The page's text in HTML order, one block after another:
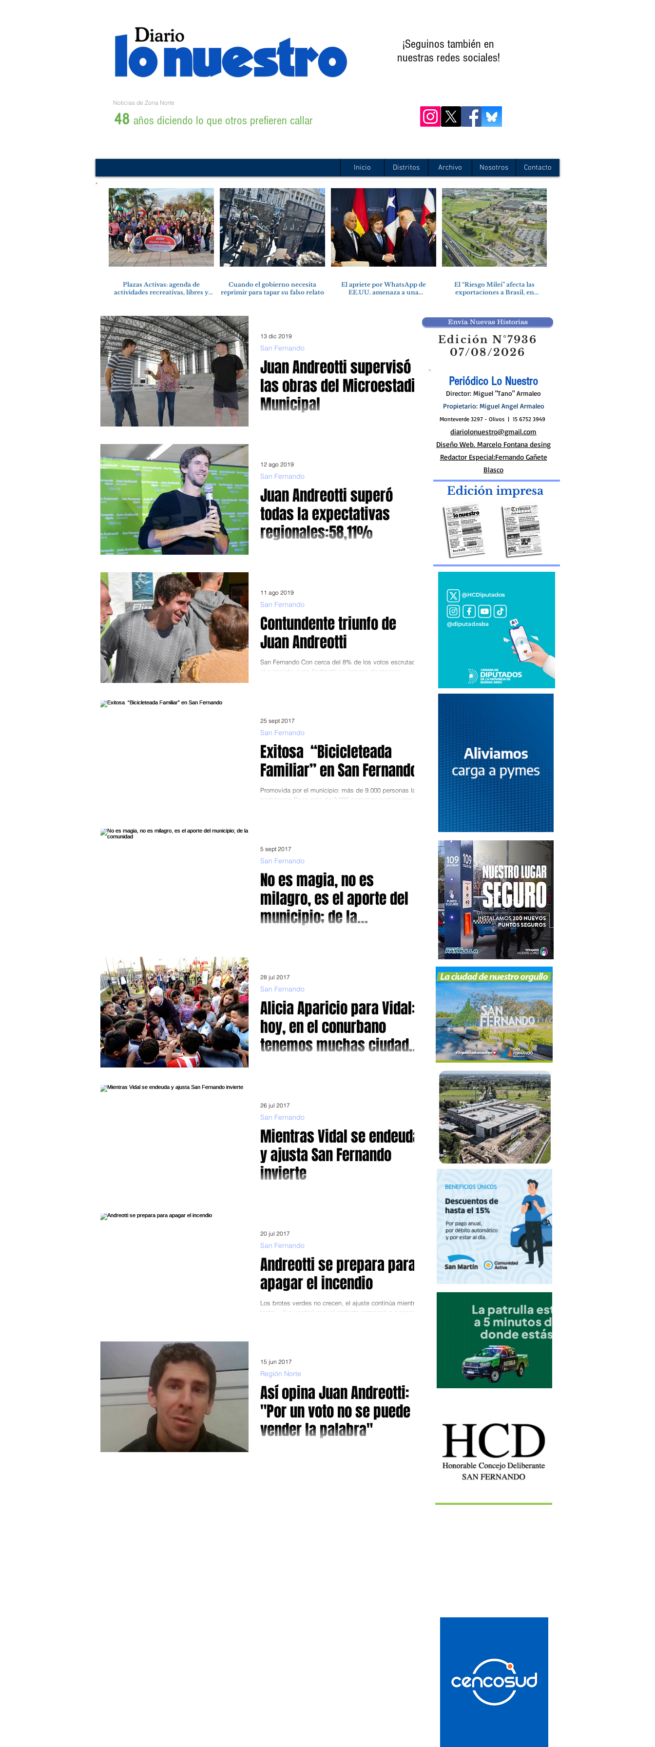
¡Seguinos también en
nuestras redes sociales!
Noticias de Zona Norte
48 años diciendo lo que otros prefieren callar
Inicio Distritos Archivo Nosotros Contacto
Plazas Activas: agenda de
actividades recreativas, libres y
Cuando el gobierno necesita
reprimir para tapar su falso relato
El apriete por WhatsApp de
EE.UU. amenaza a una
El “Riesgo Milei” afecta las
exportaciones a Brasil, en
Juan Andreotti supervisó
las obras del Microestadio
Municipal
San Fernando
13 dic 2019
Juan Andreotti superó
todas la expectativas
regionales:58,11%
San Fernando
12 ago 2019
Contundente triunfo de
Juan Andreotti
San Fernando Con cerca del 8% de los votos escrutados,
el peronista Juan Andreotti se impone de manera
San Fernando
11 ago 2019
Exitosa “Bicicleteada
Familiar” en San Fernando
Promovida por el municipio: más de 9.000 personas la
pedalearon Poco más de 9.000 personas participaron, de
San Fernando
25 sept 2017
No es magia, no es
milagro, es el aporte del
municipio; de la
San Fernando
5 sept 2017
Alicia Aparicio para Vidal:
hoy, en el conurbano
tenemos muchas ciudades
San Fernando
28 jul 2017
Mientras Vidal se endeuda
y ajusta San Fernando
invierte
San Fernando
26 jul 2017
Andreotti se prepara para
apagar el incendio
Los brotes verdes no crecen, el ajuste continúa mientras
tanto… “La verdad que ‘el elefante comenzó a ponerse
San Fernando
20 jul 2017
Así opina Juan Andreotti:
"Por un voto no se puede
vender la palabra"
Región Norte
15 jun 2017
Envía Nuevas Historias
Edición N°7936
07/08/2026
Periódico Lo Nuestro
Director: Miguel "Tano" Armaleo
Propietario: Miguel Angel Armaleo
Monteverde 3297 - Olivos | 15 6752 3949
diariolonuestro@gmail.com
Diseño Web. Marcelo Fontana desing
Redactor Especial:Fernando Gañete
Blasco
Edición impresa